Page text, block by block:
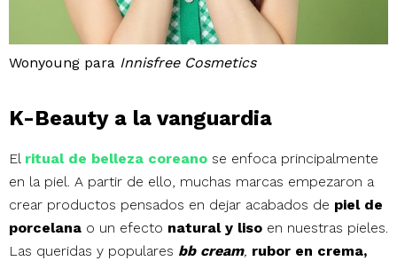
Wonyoung para Innisfree Cosmetics
K-Beauty a la vanguardia
El ritual de belleza coreano se enfoca principalmente
en la piel. A partir de ello, muchas marcas empezaron a
crear productos pensados en dejar acabados de piel de
porcelana o un efecto natural y liso en nuestras pieles.
Las queridas y populares bb cream, rubor en crema,